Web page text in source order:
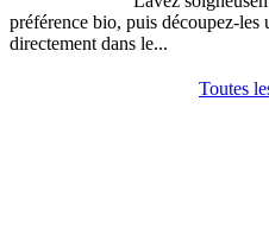
préférence bio, puis découpez-les
directement dans le...
Toutes